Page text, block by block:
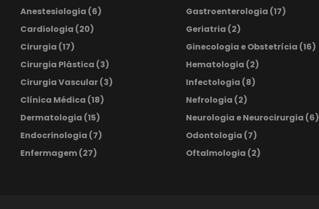
Anestesiologia (6)
Cardiologia (20)
Cirurgia (17)
Cirurgia Plástica (3)
Cirurgia Vascular(3)
Clínica Médica (18)
Dermatologia (15)
Endocrinologia (7)
Enfermagem(27)
Gastroenterologia (17)
Geriatria (2)
Ginecologia e Obstetrícia (16)
Hematologia (2)
Infectologia (8)
Nefrologia (2)
Neurologia e Neurocirurgia (6)
Odontologia (7)
Oftalmologia (2)